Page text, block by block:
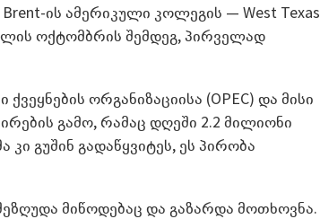
ის ამერიკული კოლეგის — West Texas
ოქტომბრის შემდეგ, პირველად
ორგანიზაციისა (OPEC) და მისი
გამო, რამაც დღეში 2.2 მილიონი
გუშინ გადაწყვიტეს, ეს პირობა
მიწოდებაც და გაზარდა მოთხოვნა.